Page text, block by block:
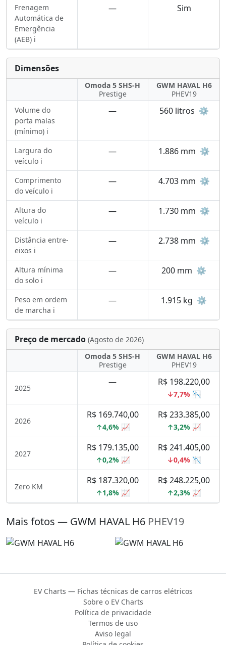
Frenagem
Automática de
Emergência
(AEB) ℹ️
— Sim
Dimensões
Omoda 5 SHS-H
Prestige
GWM HAVAL H6
PHEV19
Volume do
porta malas
(mínimo) ℹ️
— 560 litros ⚙️
Largura do
veículo ℹ️
— 1.886 mm ⚙️
Comprimento
do veículo ℹ️
— 4.703 mm ⚙️
Altura do
veículo ℹ️
— 1.730 mm ⚙️
Distância entre-
eixos ℹ️
— 2.738 mm ⚙️
Altura mínima
do solo ℹ️
— 200 mm ⚙️
Peso em ordem
de marcha ℹ️
— 1.915 kg ⚙️
Preço de mercado (Agosto de 2026)
Omoda 5 SHS-H
Prestige
GWM HAVAL H6
PHEV19
2025
— R$ 198.220,00
↓7,7% 📉
2026
R$ 169.740,00
↑4,6% 📈
R$ 233.385,00
↑3,2% 📈
2027
R$ 179.135,00
↑0,2% 📈
R$ 241.405,00
↓0,4% 📉
Zero KM
R$ 187.320,00
↑1,8% 📈
R$ 248.225,00
↑2,3% 📈
Mais fotos — GWM HAVAL H6 PHEV19
EV Charts — Fichas técnicas de carros elétricos
Sobre o EV Charts
Política de privacidade
Termos de uso
Aviso legal